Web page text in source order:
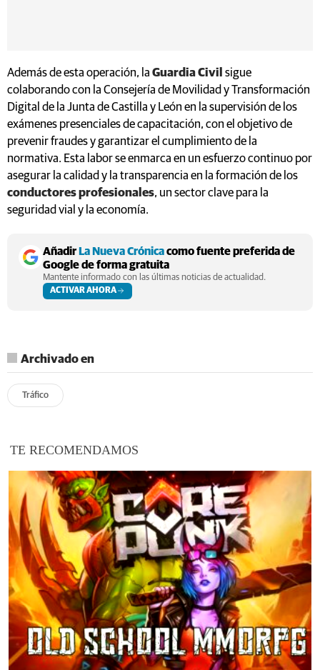
Además de esta operación, la Guardia Civil sigue
colaborando con la Consejería de Movilidad y Transformación
Digital de la Junta de Castilla y León en la supervisión de los
exámenes presenciales de capacitación, con el objetivo de
prevenir fraudes y garantizar el cumplimiento de la
normativa. Esta labor se enmarca en un esfuerzo continuo por
asegurar la calidad y la transparencia en la formación de los
conductores profesionales, un sector clave para la
seguridad vial y la economía.
Añadir La Nueva Crónicacomo fuente preferida de
Google de forma gratuita
Mantente informado con las últimas noticias de actualidad.
ACTIVAR AHORA
Archivado en
Tráfico
TE RECOMENDAMOS